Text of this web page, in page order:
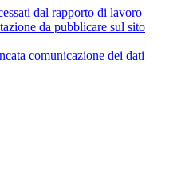
dal rapporto di lavoro
da pubblicare sul sito
comunicazione dei dati